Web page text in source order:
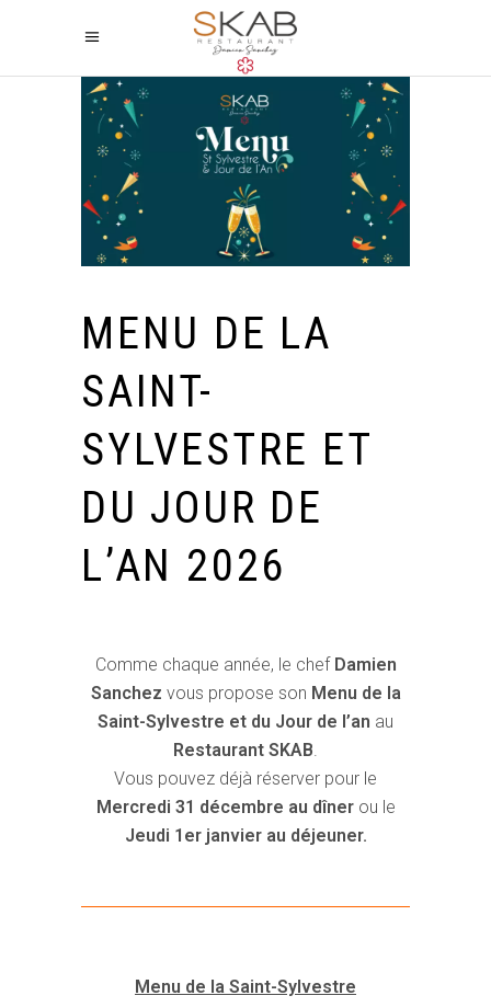
MENU DE LA
SAINT-
SYLVESTRE ET
DU JOUR DE
L’AN 2026
Comme chaque année, le chefDamien
Sanchez vous propose son Menu de la
Saint-Sylvestre et du Jour de l’an au
Restaurant SKAB.
Vous pouvez déjà réserver pour le
Mercredi 31 décembre au dînerou le
Jeudi 1er janvier au déjeuner.
Menu de la Saint-Sylvestre